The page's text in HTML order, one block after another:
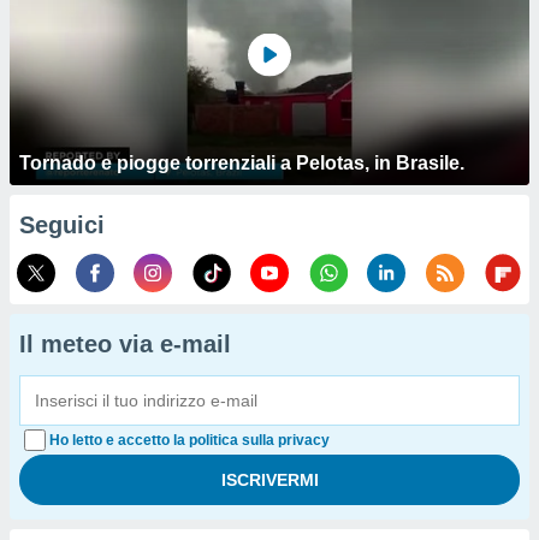
Tornado e piogge torrenziali a Pelotas, in Brasile.
Seguici
Il meteo via e-mail
Ho letto e accetto la politica sulla privacy